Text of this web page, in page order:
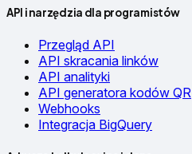
API i narzędzia dla programistów
Przegląd API
API skracania linków
API analityki
API generatora kodów QR
Webhooks
Integracja BigQuery